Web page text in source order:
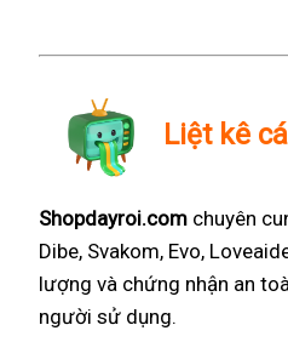
Liệt kê
Shopdayroi.com chuyên
Dibe, Svakom, Evo,
lượng và chứng nhận an
người sử dụng.